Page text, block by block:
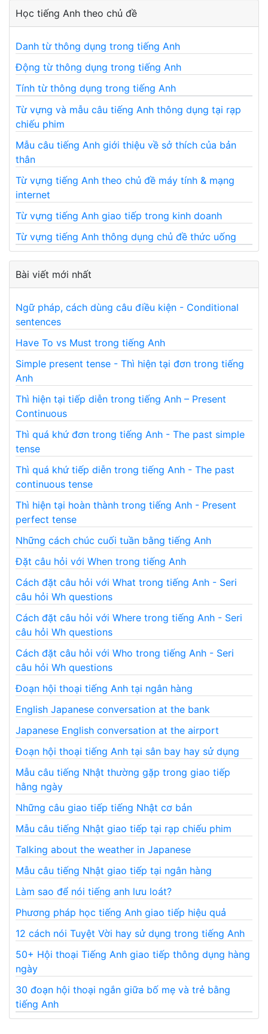
Học tiếng Anh theo chủ đề
Danh từ thông dụng trong tiếng Anh
Động từ thông dụng trong tiếng Anh
Tính từ thông dụng trong tiếng Anh
Từ vựng và mẫu câu tiếng Anh thông dụng tại rạp
chiếu phim
Mẫu câu tiếng Anh giới thiệu về sở thích của bản
thân
Từ vựng tiếng Anh theo chủ đề máy tính & mạng
internet
Từ vựng tiếng Anh giao tiếp trong kinh doanh
Từ vựng tiếng Anh thông dụng chủ đề thức uống
Bài viết mới nhất
Ngữ pháp, cách dùng câu điều kiện - Conditional
sentences
Have To vs Must trong tiếng Anh
Simple present tense - Thì hiện tại đơn trong tiếng
Anh
Thì hiện tại tiếp diễn trong tiếng Anh – Present
Continuous
Thì quá khứ đơn trong tiếng Anh - The past simple
tense
Thì quá khứ tiếp diễn trong tiếng Anh - The past
continuous tense
Thì hiện tại hoàn thành trong tiếng Anh - Present
perfect tense
Những cách chúc cuối tuần bằng tiếng Anh
Đặt câu hỏi với When trong tiếng Anh
Cách đặt câu hỏi với What trong tiếng Anh - Seri
câu hỏi Wh questions
Cách đặt câu hỏi với Where trong tiếng Anh - Seri
câu hỏi Wh questions
Cách đặt câu hỏi với Who trong tiếng Anh - Seri
câu hỏi Wh questions
Đoạn hội thoại tiếng Anh tại ngân hàng
English Japanese conversation at the bank
Japanese English conversation at the airport
Đoạn hội thoại tiếng Anh tại sân bay hay sử dụng
Mẫu câu tiếng Nhật thường gặp trong giao tiếp
hằng ngày
Những câu giao tiếp tiếng Nhật cơ bản
Mẫu câu tiếng Nhật giao tiếp tại rạp chiếu phim
Talking about the weather in Japanese
Mẫu câu tiếng Nhật giao tiếp tại ngân hàng
Làm sao để nói tiếng anh lưu loát?
Phương pháp học tiếng Anh giao tiếp hiệu quả
12 cách nói Tuyệt Vời hay sử dụng trong tiếng Anh
50+ Hội thoại Tiếng Anh giao tiếp thông dụng hàng
ngày
30 đoạn hội thoại ngắn giữa bố mẹ và trẻ bằng
tiếng Anh